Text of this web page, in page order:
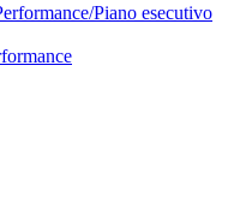
Piano esecutivo